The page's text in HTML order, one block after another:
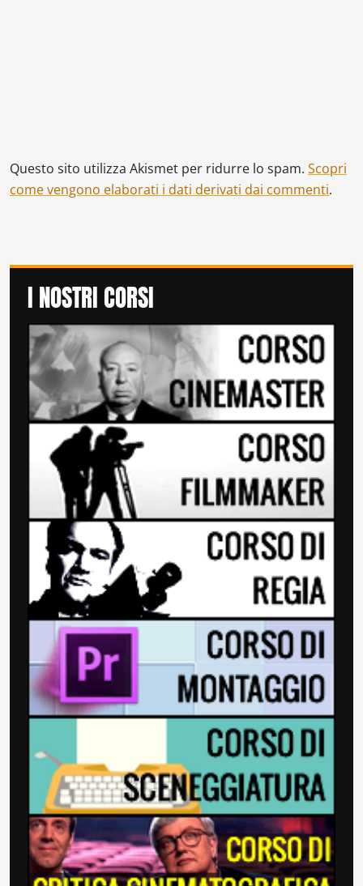
Questo sito utilizza Akismet per ridurre lo spam. Scopri
come vengono elaborati i dati derivati dai commenti.
I NOSTRI CORSI